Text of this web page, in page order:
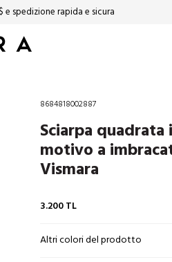
​​e spedizione rapida e sicura
8684818002887
Sciarpa
motivo a
Vismara
3.200TL
Altri colori del prodotto